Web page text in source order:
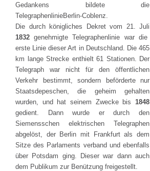
Gedankens bildete die
TelegraphenlinieBerlin-Coblenz.
Die durch königliches Dekret vom 21. Juli
1832 genehmigte Telegraphenlinie war die
erste Linie dieser Art in Deutschland. Die 465
km lange Strecke enthielt 61 Stationen. Der
Telegraph war nicht für den öffentlichen
Verkehr bestimmt, sondern beförderte nur
Staatsdepeschen, die geheim gehalten
wurden, und hat seinem Zwecke bis 1848
gedient. Dann wurde er durch den
Siemensschen elektrischen Telegraphen
abgelöst, der Berlin mit Frankfurt als dem
Sitze des Parlaments verband und ebenfalls
über Potsdam ging. Dieser war dann auch
dem Publikum zur Benützung freigestellt.